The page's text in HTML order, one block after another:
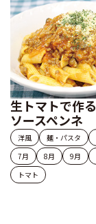
生トマトで作
ソースペンネ
洋風 麺・パスタ
7月
8月 9月
トマト